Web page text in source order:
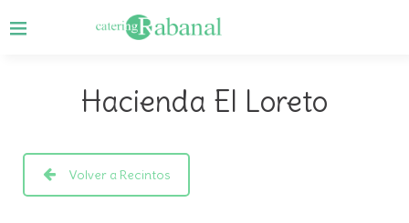
Hacienda El Loreto
Volver a Recintos